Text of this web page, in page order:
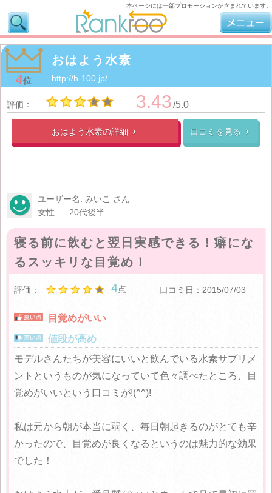
4位
おはよう水素
http://h-100.jp/
評価： 3.43/5.0
おはよう水素の詳細  口コミを見る 
ユーザー名: みいこ さん
女性
20代後半
寝る前に飲むと翌日実感できる！癖にな
るスッキリな目覚め！
評価： 4点 口コミ日：2015/07/03
目覚めがいい
値段が高め
モデルさんたちが美容にいいと飲んでいる水素サプリメ
ントというものが気になっていて色々調べたところ、目
覚めがいいという口コミが!(^^)!
私は元から朝が本当に弱く、毎日朝起きるのがとても辛
かったので、目覚めが良くなるというのは魅力的な効果
でした！
本ページには一部プロモーションが含まれています。